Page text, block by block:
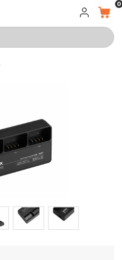
LOG INDKURV
0